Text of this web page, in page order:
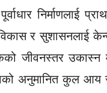
निर्माणलाई
र सुशासनलाई
जीवनस्तर उकास्न
अनुमानित कुल